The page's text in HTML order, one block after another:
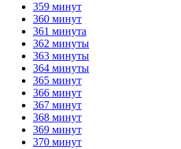
359 минут
360 минут
361 минута
362 минуты
363 минуты
364 минуты
365 минут
366 минут
367 минут
368 минут
369 минут
370 минут